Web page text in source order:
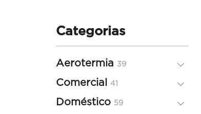
Categorias
Aerotermia 39
Comercial 41
Doméstico 59